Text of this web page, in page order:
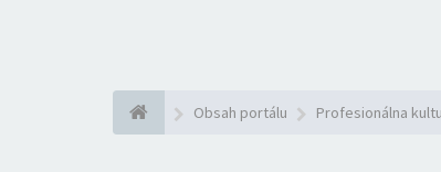
Obsah portálu Profesionálna